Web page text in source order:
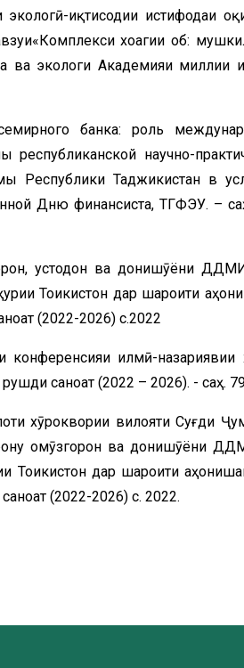
иқтисодии истифодаи
хоҷагии об:
ва экологи Академияи миллии
банка: роль
научно-
Республики Таджикистан в
Дню финансиста, ТГФЭУ. –
устодон ва донишҷӯёни
Тоҷикистон дар шароити
(2022-2026) с.2022
илмӣ-назариявии
саноат (2022 – 2026). - саҳ.
хӯроквории вилояти Суғди
омӯзгорон ва донишҷӯёни
дар шароити
(2022-2026) с. 2022.